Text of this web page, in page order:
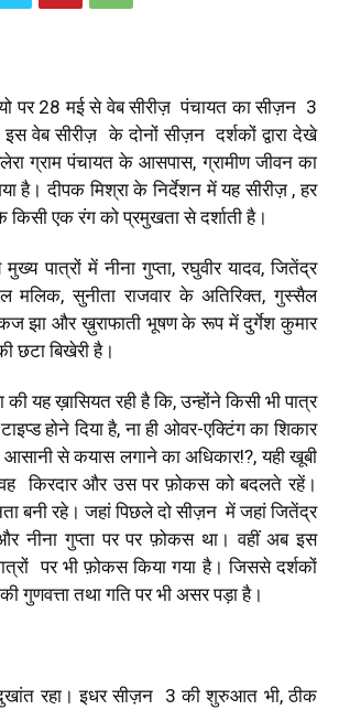
पर 28 मई से वेब सीरीज़ पंचायत का सीज़न 3
वेब सीरीज़ के दोनों सीज़न दर्शकों द्वारा देखे
ग्राम पंचायत के आसपास, ग्रामीण जीवन का
है। दीपक मिश्रा के निर्देशन में यह सीरीज़ , हर
एक रंग को प्रमुखता से दर्शाती है।
पात्रों में नीना गुप्ता, रघुवीर यादव, जितेंद्र
मलिक, सुनीता राजवार के अतिरिक्त, गुस्सैल
झा और ख़ुराफाती भूषण के रूप में दुर्गेश कुमार
छटा बिखेरी है।
की यह ख़ासियत रही है कि, उन्होंने किसी भी पात्र
होने दिया है, ना ही ओवर-एक्टिंग का शिकार
आसानी से कयास लगाने का अधिकार!?, यही खूबी
किरदार और उस पर फ़ोकस को बदलते रहें।
बनी रहे। जहां पिछले दो सीज़न में जहां जितेंद्र
नीना गुप्ता पर पर फ़ोकस था। वहीं अब इस
पर भी फ़ोकस किया गया है। जिससे दर्शकों
गुणवत्ता तथा गति पर भी असर पड़ा है।
रहा। इधर सीज़न 3 की शुरुआत भी, ठीक